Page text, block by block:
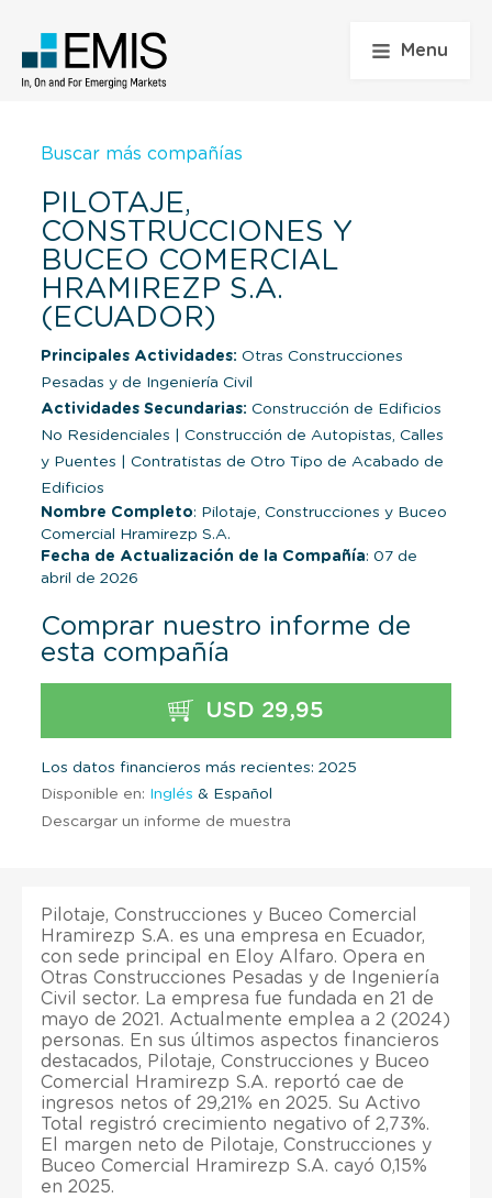
Menu
Buscar más compañías
PILOTAJE,
CONSTRUCCIONES Y
BUCEO COMERCIAL
HRAMIREZP S.A.
(ECUADOR)
Principales Actividades: Otras Construcciones
Pesadas y de Ingeniería Civil
Actividades Secundarias: Construcción de Edificios
No Residenciales
Construcción de Autopistas, Calles
y Puentes
Contratistas de Otro Tipo de Acabado de
Edificios
Nombre Completo: Pilotaje, Construcciones y Buceo
Comercial Hramirezp S.A.
Fecha de Actualización de la Compañía: 07 de
abril de 2026
Comprar nuestro informe de
esta compañía
USD 29,95
Los datos financieros más recientes: 2025
Disponible en: Inglés & Español
Descargar un informe de muestra
Pilotaje, Construcciones y Buceo Comercial
Hramirezp S.A. es una empresa en Ecuador,
con sede principal en Eloy Alfaro. Opera en
Otras Construcciones Pesadas y de Ingeniería
Civil sector. La empresa fue fundada en 21 de
mayo de 2021. Actualmente emplea a 2 (2024)
personas. En sus últimos aspectos financieros
destacados, Pilotaje, Construcciones y Buceo
Comercial Hramirezp S.A. reportó cae de
ingresos netos of 29,21% en 2025. Su Activo
Total registró crecimiento negativo of 2,73%.
El margen neto de Pilotaje, Construcciones y
Buceo Comercial Hramirezp S.A. cayó 0,15%
en 2025.